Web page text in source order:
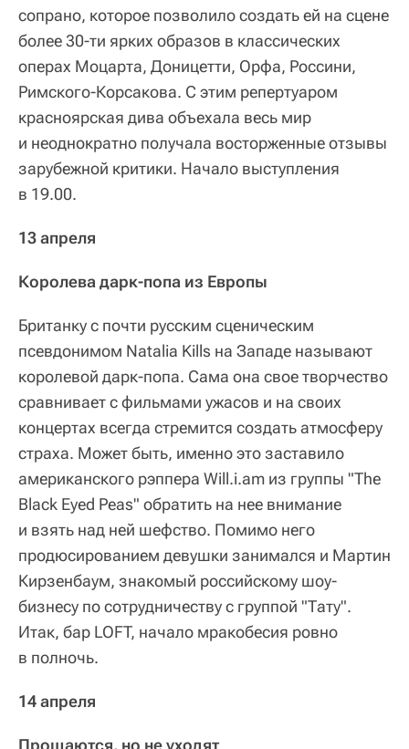
сопрано, которое позволило создать ей на сцене
более 30-ти ярких образов в классических
операх Моцарта, Доницетти, Орфа, Россини,
Римского-Корсакова. С этим репертуаром
красноярская дива объехала весь мир
и неоднократно получала восторженные отзывы
зарубежной критики. Начало выступления
в 19.00.
13 апреля
Королева дарк-попа из Европы
Британку с почти русским сценическим
псевдонимом Natalia Kills на Западе называют
королевой дарк-попа. Сама она свое творчество
сравнивает с фильмами ужасов и на своих
концертах всегда стремится создать атмосферу
страха. Может быть, именно это заставило
американского рэппера Will.i.am из группы "The
Black Eyed Peas" обратить на нее внимание
и взять над ней шефство. Помимо него
продюсированием девушки занимался и Мартин
Кирзенбаум, знакомый российскому шоу-
бизнесу по сотрудничеству с группой "Тату".
Итак, бар LOFT, начало мракобесия ровно
в полночь.
14 апреля
Прощаются, но не уходят